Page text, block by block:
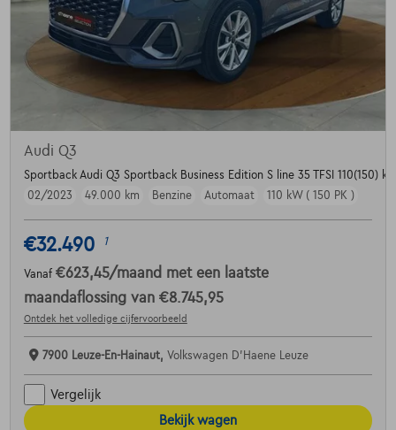
Audi Q3
Sportback Audi Q3 Sportback Business Edition S line 35 TFSI 110(150)
02/2023
49.000 km Benzine Automaat 110 kW ( 150 PK )
€32.490 1
Vanaf €623,45/maand met een laatste
maandaflossing van €8.745,95
Ontdek het volledige cijfervoorbeeld
7900 Leuze-En-Hainaut, Volkswagen D'Haene Leuze
Vergelijk
Bekijk wagen